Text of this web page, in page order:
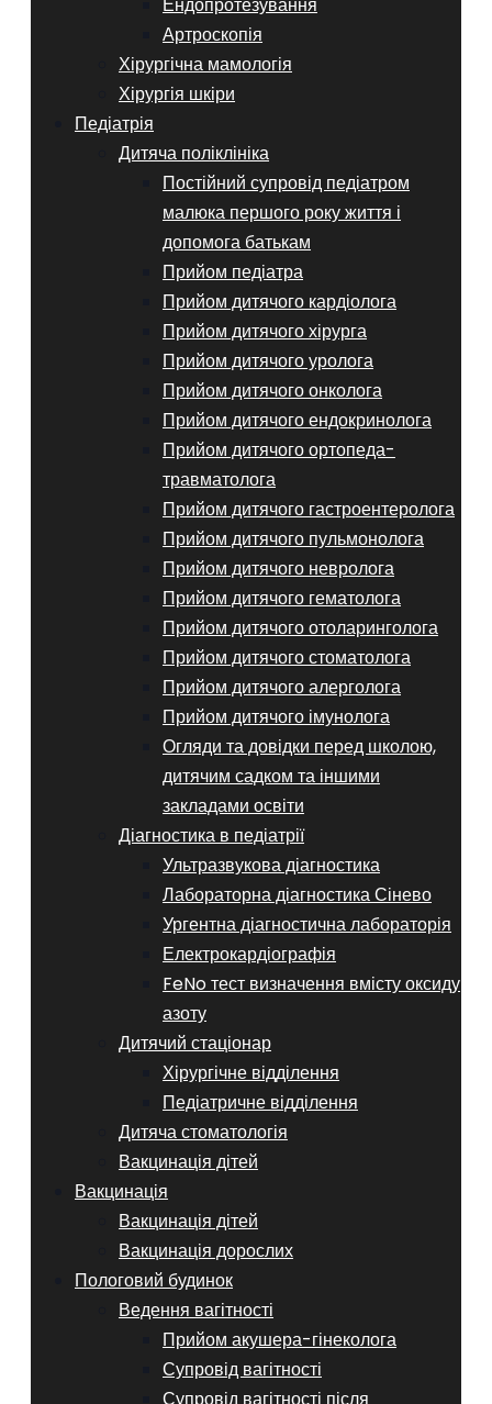
Артроскопія
Хірургічна мамологія
Хірургія шкіри
Педіатрія
Дитяча поліклініка
Постійний супровід педіатром
малюка першого року життя і
допомога батькам
Прийом педіатра
Прийом дитячого кардіолога
Прийом дитячого хірурга
Прийом дитячого уролога
Прийом дитячого онколога
Прийом дитячого ендокринолога
Прийом дитячого ортопеда-
травматолога
Прийом дитячого гастроентеролога
Прийом дитячого пульмонолога
Прийом дитячого невролога
Прийом дитячого гематолога
Прийом дитячого отоларинголога
Прийом дитячого стоматолога
Прийом дитячого алерголога
Прийом дитячого імунолога
Огляди та довідки перед школою,
дитячим садком та іншими
закладами освіти
Діагностика в педіатрії
Ультразвукова діагностика
Лабораторна діагностика Сінево
Ургентна діагностична лабораторія
Електрокардіографія
FeNo тест визначення вмісту оксиду
азоту
Дитячий стаціонар
Хірургічне відділення
Педіатричне відділення
Дитяча стоматологія
Вакцинація дітей
Вакцинація
Вакцинація дітей
Вакцинація дорослих
Пологовий будинок
Ведення вагітності
Прийом акушера-гінеколога
Супровід вагітності